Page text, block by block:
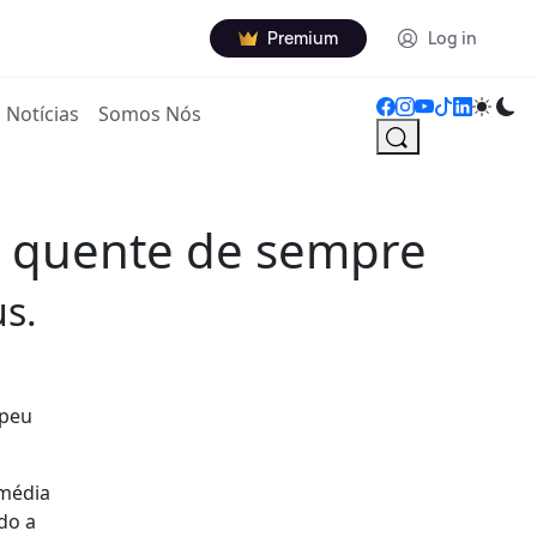
Premium Log in
Notícias Somos Nós
de sempre
a